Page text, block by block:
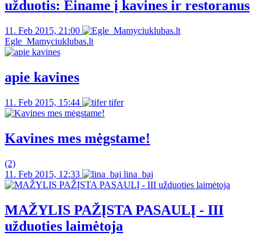
užduotis: Einame į kavines ir restoranus
11. Feb 2015, 21:00
Egle_Mamyciuklubas.lt
apie kavines
11. Feb 2015, 15:44 tifer
Kavines mes mėgstame!
(2)
11. Feb 2015, 12:33
lina_baj
MAŽYLIS PAŽĮSTA PASAULĮ - III
užduoties laimėtoja